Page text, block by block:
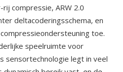
compressie, ARW 2.0
deltacoderingsschema, en
toe.
speelruimte voor
sensortechnologie legt in veel